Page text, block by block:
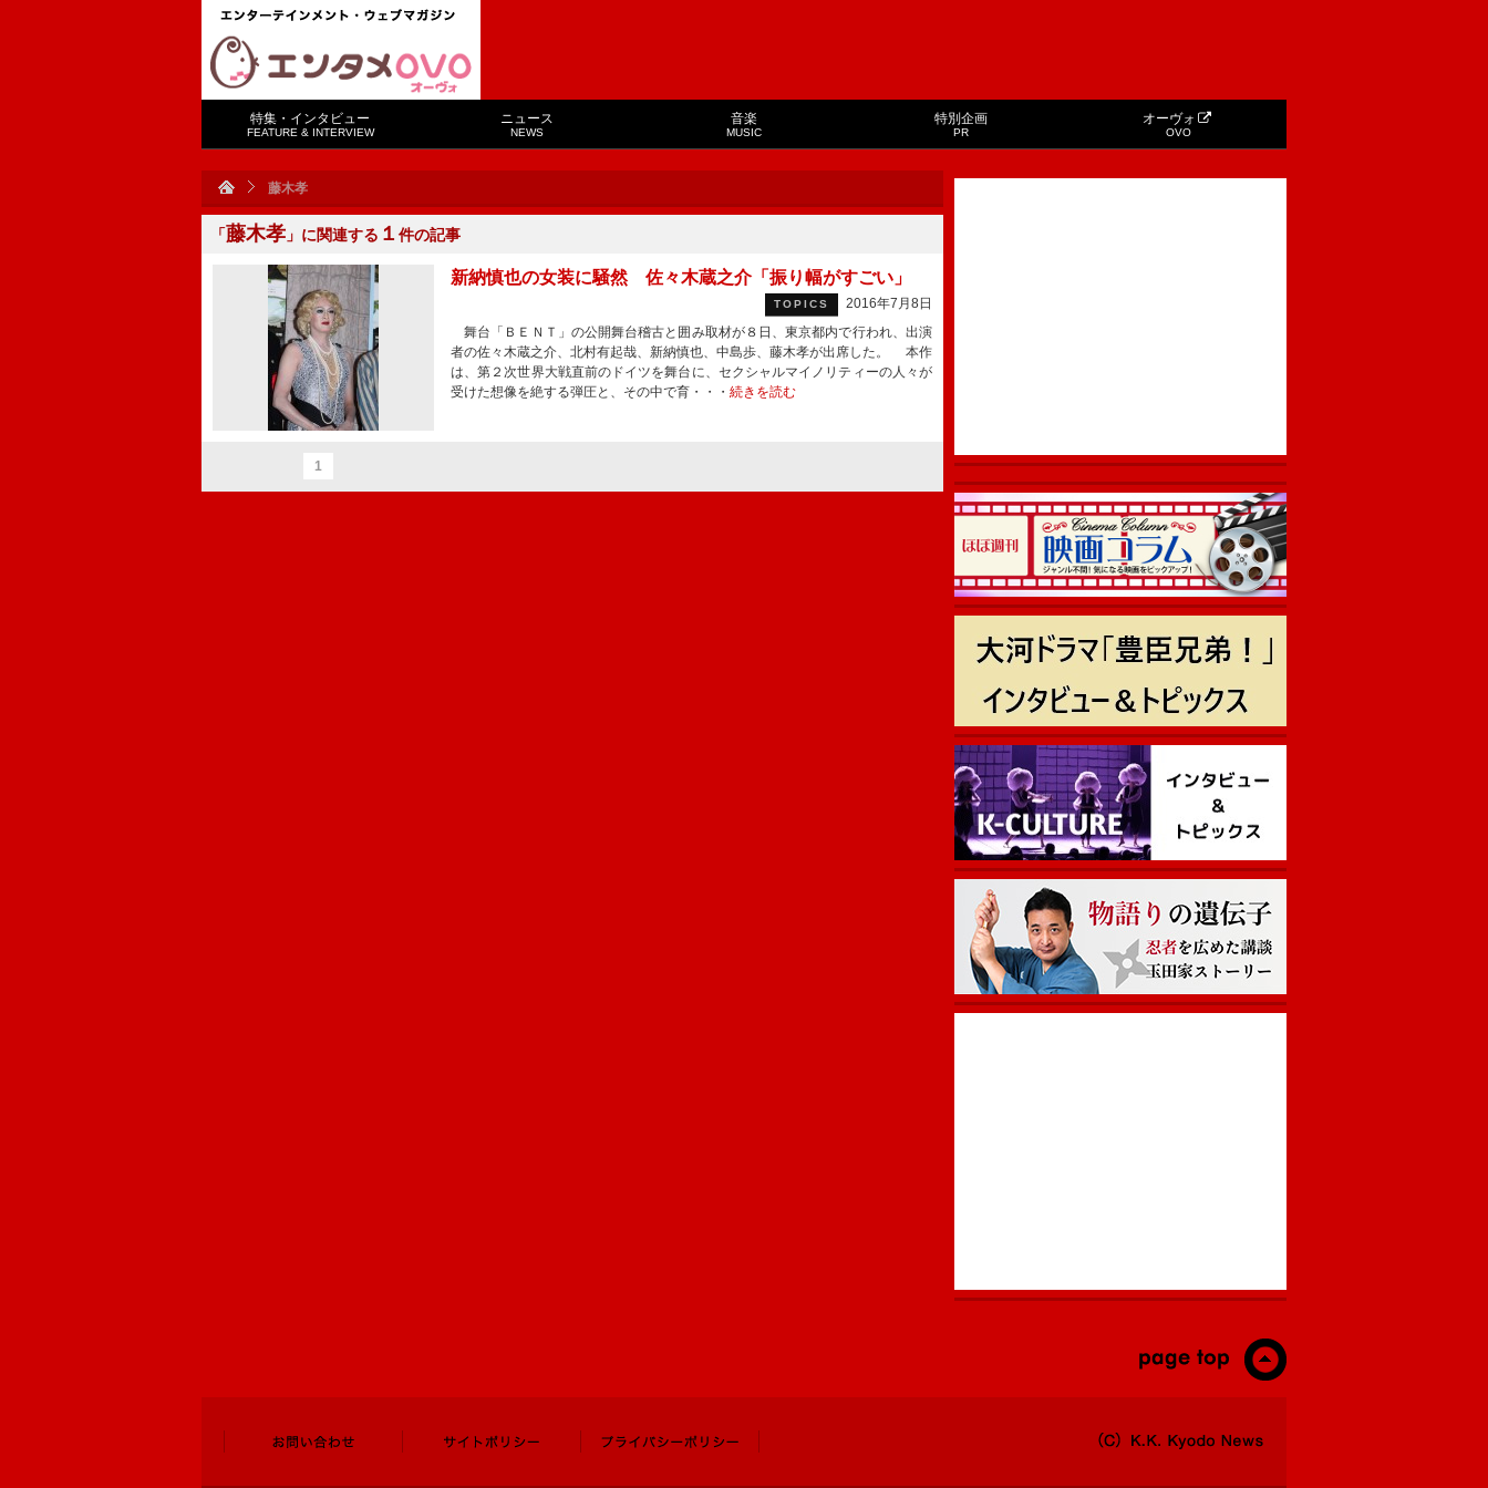
特集・インタビュー
FEATURE & INTERVIEW
ニュース
NEWS
音楽
MUSIC
特別企画
PR
オーヴォ
OVO
藤木孝
「藤木孝 」に関連する １ 件の記事
新納慎也の女装に騒然 佐々木蔵之介「振り幅がすごい」
TOPICS
2016年7月8日
舞台「ＢＥＮＴ」の公開舞台稽古と囲み取材が８日、東京都内で行われ、出演
者の佐々木蔵之介、北村有起哉、新納慎也、中島歩、藤木孝が出席した。 本作
は、第２次世界大戦直前のドイツを舞台に、セクシャルマイノリティーの人々が
受けた想像を絶する弾圧と、その中で育・・・ 続きを読む
1